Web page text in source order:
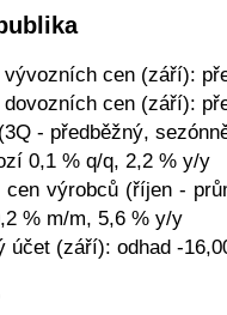
vývozních cen (září):
dovozních cen (září):
- předběžný,
0,1 % q/q, 2,2 % y/y
cen výrobců (říjen -
% m/m, 5,6 % y/y
účet (září): odhad -